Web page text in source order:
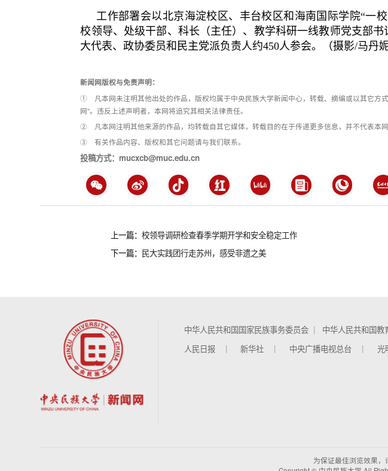
工作部署会以北京海淀校区、丰台校区和海南国际学院“一
校领导、处级干部、科长（主任）、教学科研一线教师党支部
大代表、政协委员和民主党派负责人约450人参会。（摄影/马丹妮
新闻网版权与免责声明：
① 凡本网未注明其他出处的作品，版权均属于中央民族大学新闻中心，转载、摘编或以其它方
网”。违反上述声明者，本网将追究其相关法律责任。
② 凡本网注明其他来源的作品，均转载自其它媒体，转载目的在于传递更多信息，并不代表本网
③ 有关作品内容、版权和其它问题请与我们联系。
投稿方式：mucxcb@muc.edu.cn
上一篇： 校领导调研检查春季学期开学和安全稳定工作
下一篇： 民大实践团行走苏州，感受非遗之美
中华人民共和国国家民族事务委员会
中华人民共和国教
人民日报
新华社 中央广播电视总台 光
为保证最佳浏览效果